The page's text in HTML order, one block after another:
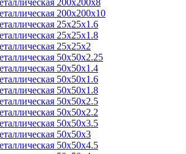
200х200х8
200х200х10
25х25х1.6
25х25х1.8
25х25х2
50х50х2.25
50х50х1.4
50х50х1.6
50х50х1.8
50х50х2.5
50х50х2.2
50х50х3.5
50х50х3
50х50х4.5